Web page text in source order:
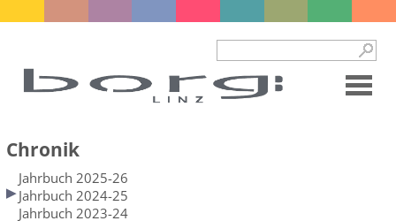
Chronik
Jahrbuch 2025-26
Jahrbuch 2024-25
Jahrbuch 2023-24